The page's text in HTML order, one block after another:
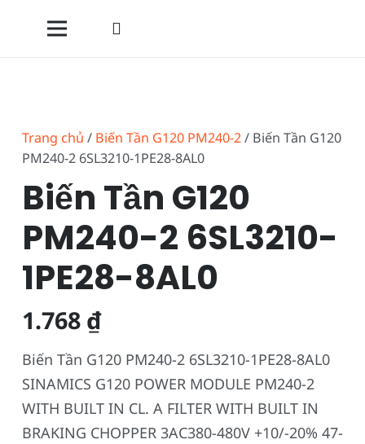
Trang chủ / Biến Tần G120 PM240-2/ Biến Tần G120
PM240-2 6SL3210-1PE28-8AL0
Biến Tần G120
PM240-2 6SL3210-
1PE28-8AL0
1.768 ₫
Biến Tần G120 PM240-2 6SL3210-1PE28-8AL0
SINAMICS G120 POWER MODULE PM240-2
WITH BUILT IN CL. A FILTER WITH BUILT IN
BRAKING CHOPPER 3AC380-480V +10/-20% 47-